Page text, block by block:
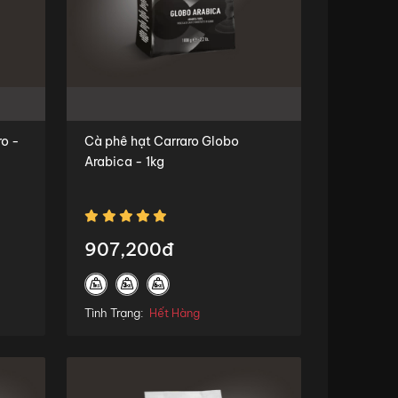
-
Cà phê hạt Carraro Globo
Arabica - 1kg
907,200đ
Tình Trạng: Hết Hàng